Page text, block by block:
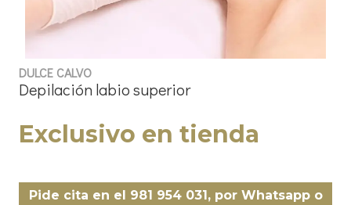
DULCE CALVO
Depilación labio superior
Exclusivo en tienda
Pide cita en el 981 954 031, por Whatsapp o